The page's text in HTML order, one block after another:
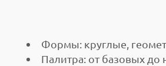
Формы: круглые,
Палитра: от базовых